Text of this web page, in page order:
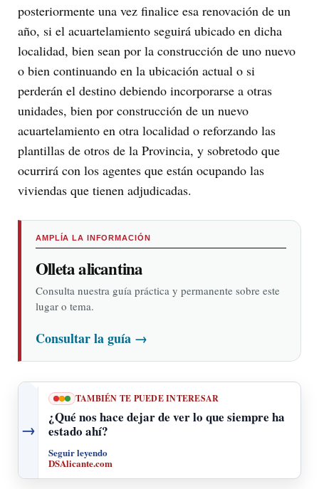
posteriormente una vez finalice esa renovación de un
año, si el acuartelamiento seguirá ubicado en dicha
localidad, bien sean por la construcción de uno nuevo
o bien continuando en la ubicación actual o si
perderán el destino debiendo incorporarse a otras
unidades, bien por construcción de un nuevo
acuartelamiento en otra localidad o reforzando las
plantillas de otros de la Provincia, y sobretodo que
ocurrirá con los agentes que están ocupando las
viviendas que tienen adjudicadas.
AMPLÍA LA INFORMACIÓN
Olleta alicantina
Consulta nuestra guía práctica y permanente sobre este
lugar o tema.
Consultar la guía →
→
TAMBIÉN TE PUEDE INTERESAR
¿Qué nos hace dejar de ver lo que siempre ha
estado ahí?
Seguir leyendo
DSAlicante.com